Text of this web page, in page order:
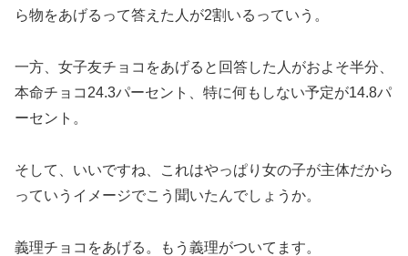
ら物をあげるって答えた人が2割いるっていう。
一方、女子友チョコをあげると回答した人がおよそ半分、
本命チョコ24.3パーセント、特に何もしない予定が14.8パ
ーセント。
そして、いいですね、これはやっぱり女の子が主体だから
っていうイメージでこう聞いたんでしょうか。
義理チョコをあげる。もう義理がついてます。